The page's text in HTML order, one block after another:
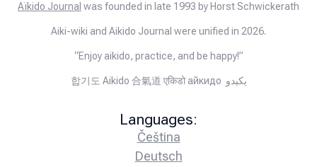
Aïkido Journal was founded in late 1993 by Horst Schwickerath
Aiki-wiki and Aikido Journal were unified in 2026.
“Enjoy aikido, practice, and be happy!”
합기도 Aikido 合氣道 एकिडो айкидо يكيدو
Languages:
Čeština
Deutsch